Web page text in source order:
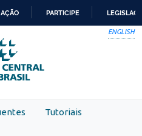
PARA
O
CONTEÚDO
PARTICIPE
ENGLISH
Tutoriais